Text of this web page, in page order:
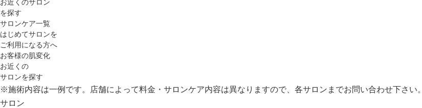
お近くのサロン
を探す
サロンケア一覧
はじめてサロンを
ご利用になる方へ
お客様の肌変化
お近くの
サロンを探す
※施術内容は一例です。店舗によって料金・サロンケア内容は異なりますので、各サロンまでお問い合わせ下さい。
サロン